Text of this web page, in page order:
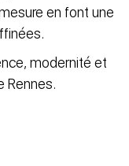
en font une
modernité et
Rennes.